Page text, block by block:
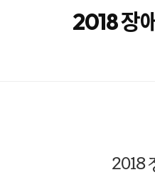
2018 장
2018